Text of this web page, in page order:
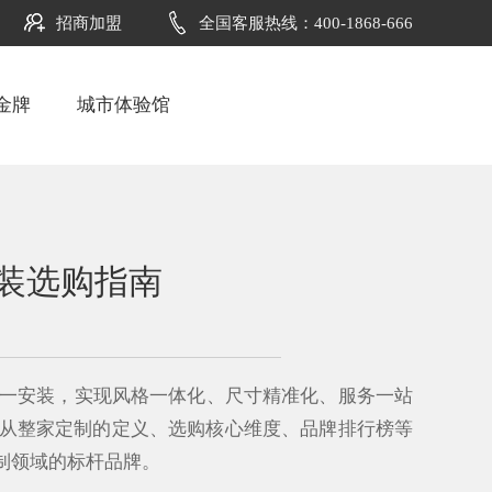
招商加盟 全国客服热线：400-1868-666
牌 城市体验馆
选购指南
安装，实现风格一体化、尺寸精准化、服务一站
整家定制的定义、选购核心维度、品牌排行榜等
域的标杆品牌。